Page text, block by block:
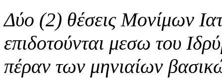
Δύο (2) θέσεις Μονίμων
επιδοτούνται μεσω του
πέραν των μηνιαίων